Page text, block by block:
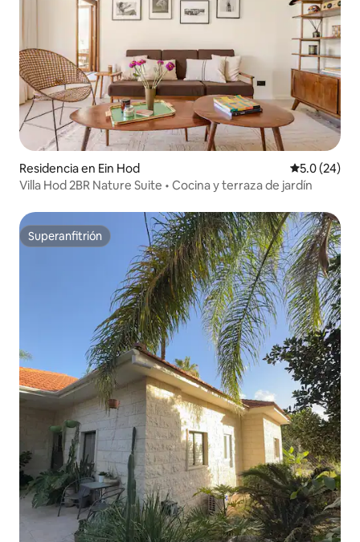
Residencia en Ein Hod Calificación
5.0 (24)
Villa Hod 2BR Nature Suite • Cocina y terraza de jardín
Superanfitrión
Superanfitrión